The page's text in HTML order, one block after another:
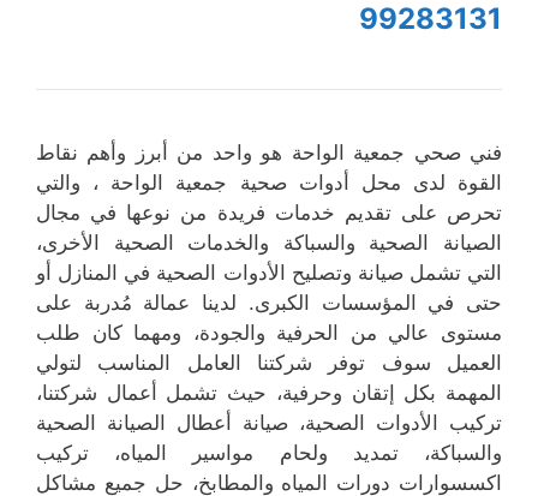
99283131
فني صحي جمعية الواحة هو واحد من أبرز وأهم نقاط
القوة لدى محل أدوات صحية جمعية الواحة ، والتي
تحرص على تقديم خدمات فريدة من نوعها في مجال
الصيانة الصحية والسباكة والخدمات الصحية الأخرى،
التي تشمل صيانة وتصليح الأدوات الصحية في المنازل أو
حتى في المؤسسات الكبرى. لدينا عمالة مُدربة على
مستوى عالي من الحرفية والجودة، ومهما كان طلب
العميل سوف توفر شركتنا العامل المناسب لتولي
المهمة بكل إتقان وحرفية، حيث تشمل أعمال شركتنا،
تركيب الأدوات الصحية، صيانة أعطال الصيانة الصحية
والسباكة، تمديد ولحام مواسير المياه، تركيب
اكسسوارات دورات المياه والمطابخ، حل جميع مشاكل